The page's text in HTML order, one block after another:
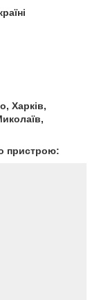
Харків,
пристрою: